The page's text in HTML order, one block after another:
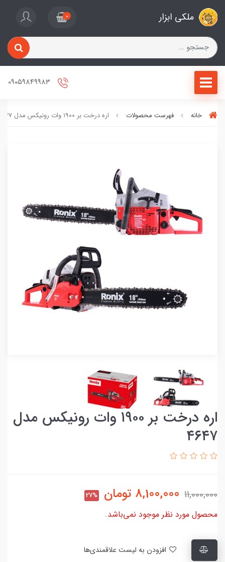
ملکی ابزار 0
خانه فهرست محصولات اره درخت بر ۱۹۰۰ وات رونیکس مدل ۴۶۴۷
اره درخت بر ۱۹۰۰ وات رونیکس مدل
۴۶۴۷
11,000,000
8,100,000 تومان 27%
محصول مورد نظر موجود نمی‌باشد.